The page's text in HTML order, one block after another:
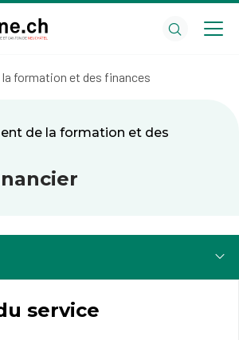
formation et des finances
de la formation et des
service